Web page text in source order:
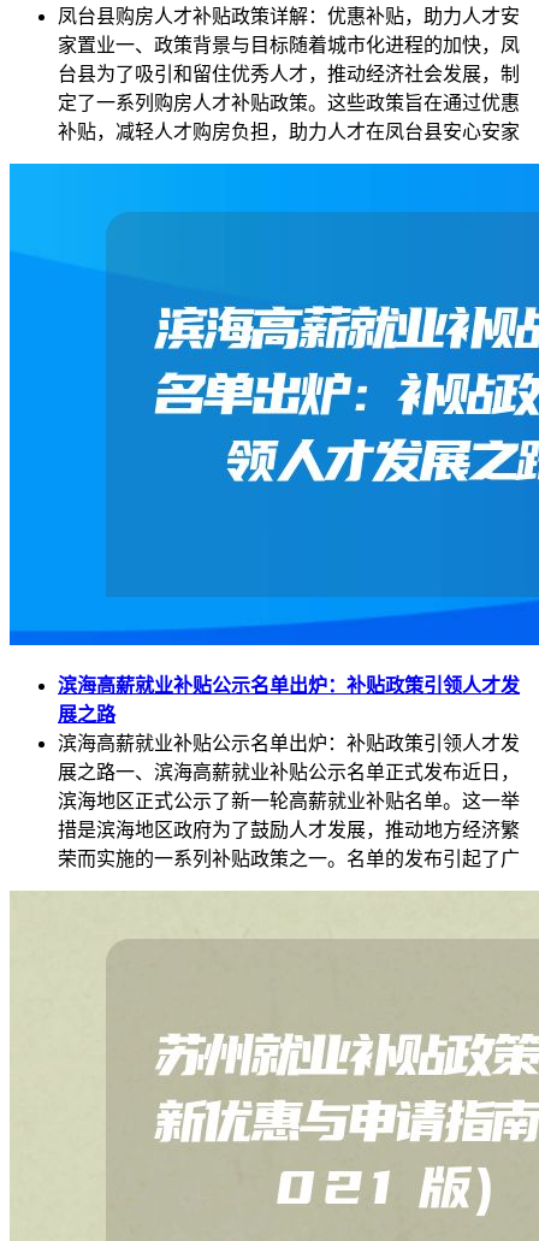
凤台县购房人才补贴政策详解：优惠补贴，助力人才安
家置业一、政策背景与目标随着城市化进程的加快，凤
台县为了吸引和留住优秀人才，推动经济社会发展，制
定了一系列购房人才补贴政策。这些政策旨在通过优惠
补贴，减轻人才购房负担，助力人才在凤台县安心安家
滨海高薪就业补贴公示名单出炉：补贴政策引领人才发
展之路
滨海高薪就业补贴公示名单出炉：补贴政策引领人才发
展之路一、滨海高薪就业补贴公示名单正式发布近日，
滨海地区正式公示了新一轮高薪就业补贴名单。这一举
措是滨海地区政府为了鼓励人才发展，推动地方经济繁
荣而实施的一系列补贴政策之一。名单的发布引起了广